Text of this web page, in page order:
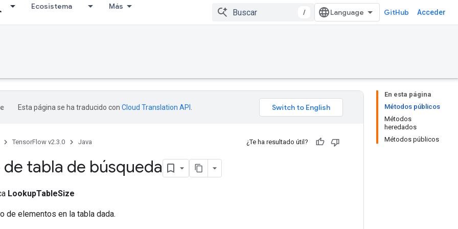
Ecosistema Más
/ GitHub Acceder
En esta página
Métodos públicos
Métodos
heredados
Métodos públicos
Esta página se ha traducido con Cloud Translation API
TensorFlow v2.3.0 Java ¿Te ha resultado útil?
de tabla de búsqueda
LookupTableSize
de elementos en la tabla dada.